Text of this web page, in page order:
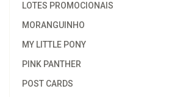
LOTES PROMOCIONAIS
MORANGUINHO
MY LITTLE PONY
PINK PANTHER
POST CARDS